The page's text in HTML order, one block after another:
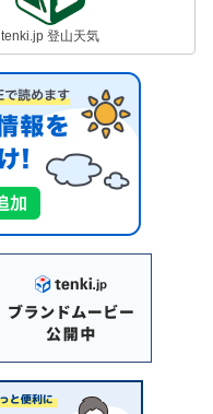
tenki.jp 登山天気